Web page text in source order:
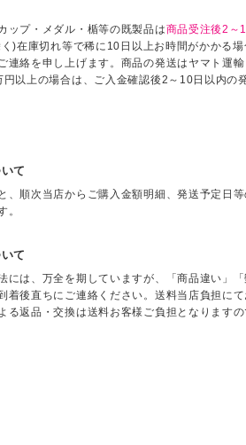
ップ・メダル・楯等の既製品は商品受注後2～
)在庫切れ等で稀に10日以上お時間がかかる
連絡を申し上げます。商品の発送はヤマト運
以上の場合は、ご入金確認後2～10日以内の
て
、順次当店からご購入金額明細、発送予定日
。
て
には、万全を期していますが、「商品違い」
着後直ちにご連絡ください。送料当店負担に
る返品・交換は送料お客様ご負担となります